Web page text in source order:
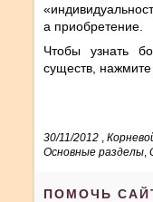
а приобретение.
Чтобы узнать
существ,
30/11/2012 ,
Основные разделы ,
ПОМОЧЬ